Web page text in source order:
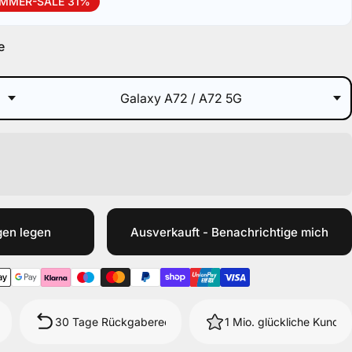
legen Ausverkauft - Benachrichtige mich
30 Tage Rückgaberecht 1 Mio. glückliche Kunden